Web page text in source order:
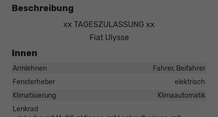
Beschreibung
xx TAGESZULASSUNG xx
Fiat Ulysse
Innen
Armlehnen
Fahrer, Beifahrer
Fensterheber
elektrisch
Klimatisierung
Klimaautomatik
Lenkrad